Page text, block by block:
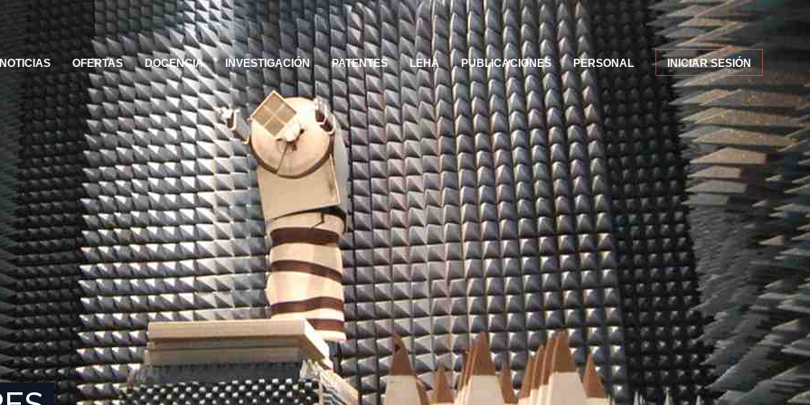
NOTICIAS OFERTAS DOCENCIA INVESTIGACIÓN PATENTES LEHA PUBLICACIONES PERSONAL INICIAR SESIÓN